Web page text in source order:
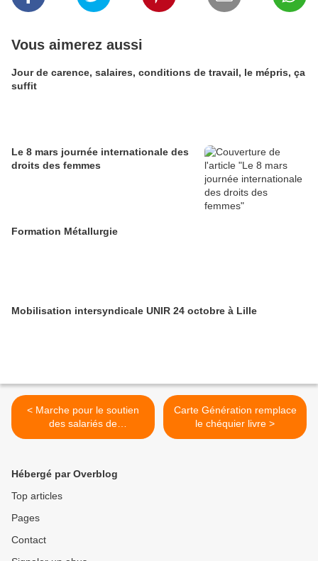
Vous aimerez aussi
Jour de carence, salaires, conditions de travail, le mépris, ça
suffit
Le 8 mars journée internationale des
droits des femmes
Formation Métallurgie
Mobilisation intersyndicale UNIR 24 octobre à Lille
< Marche pour le soutien
des salariés de
VALLOUREC
Carte Génération remplace
le chéquier livre >
Hébergé par Overblog
Top articles
Pages
Contact